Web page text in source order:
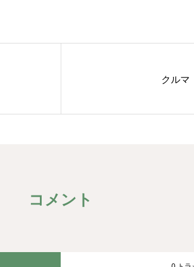
クルマ
コメント